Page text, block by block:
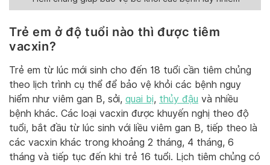
Trẻ em ở độ tuổi nào thì được tiêm
vacxin?
Trẻ em từ lúc mới sinh cho đến 18 tuổi cần tiêm chủng
theo lịch trình cụ thể để bảo vệ khỏi các bệnh nguy
hiểm như viêm gan B, sởi, quai bị, thủy đậu và nhiều
bệnh khác. Các loại vacxin được khuyến nghị theo độ
tuổi, bắt đầu từ lúc sinh với liều viêm gan B, tiếp theo là
các vacxin khác trong khoảng 2 tháng, 4 tháng, 6
tháng và tiếp tục đến khi trẻ 16 tuổi. Lịch tiêm chủng có